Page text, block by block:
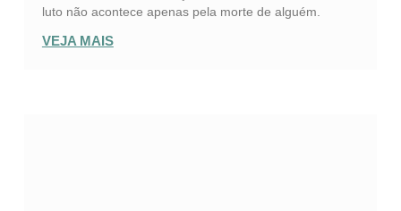
luto não acontece apenas pela morte de alguém.
VEJA MAIS